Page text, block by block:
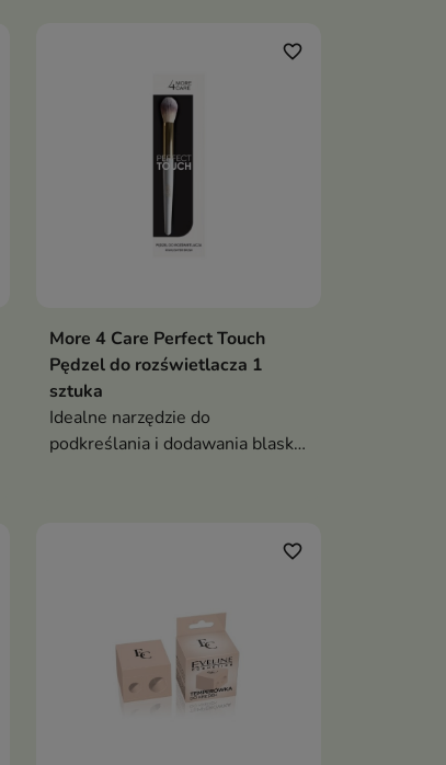
favorite_border
More 4 Care Perfect Touch
Pędzel do rozświetlacza 1
sztuka
Idealne narzędzie do
podkreślania i dodawania blasku
favorite_border